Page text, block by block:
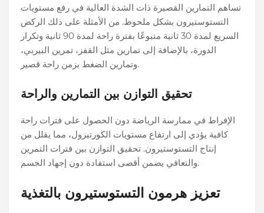
تساهم التمارين القصيرة ذات الشدة العالية في رفع مستويات
التستوستيرون بشكل ملحوظ. من الأمثلة على ذلك الركض
السريع لمدة 30 ثانية متبوعًا بفترة راحة لمدة 90 ثانية وتكرار
الدورة، بالإضافة إلى تمارين مثل القفز، تمرين البيربي،
وتمارين الضغط بزمن راحة قصير.
تحقيق التوازن بين التمارين والراحة
الإفراط في ممارسة الرياضة دون الحصول على فترات راحة
كافية يؤدي إلى ارتفاع مستويات الكورتيزول، مما يقلل من
إنتاج التستوستيرون. تحقيق التوازن بين فترات التمرين
والتعافي يضمن أقصى استفادة دون إجهاد الجسم.
تعزيز هرمون التستوستيرون بالتغذية